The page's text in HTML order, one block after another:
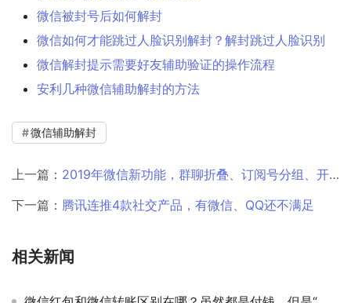
微信被封号后如何解封
微信如何才能跳过人脸识别解封？解封跳过人脸识别
微信解封提示需要好友辅助验证的操作流程
安利几种微信辅助解封的方法
微信辅助解封
上一篇： 2019年微信新功能，群聊折叠、订阅号分组、开通留言、朋友圈发gif……
下一篇： 腾讯连推4款社交产品，有微信、QQ还不满足
相关新闻